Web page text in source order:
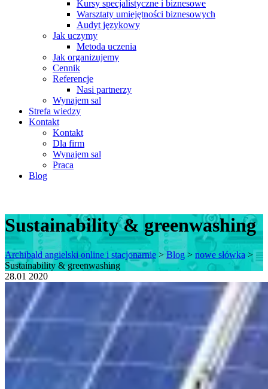
Kursy specjalistyczne i biznesowe
Warsztaty umiejętności biznesowych
Audyt językowy
Jak uczymy
Metoda uczenia
Jak organizujemy
Cennik
Referencje
Nasi partnerzy
Wynajem sal
Strefa wiedzy
Kontakt
Kontakt
Dla firm
Wynajem sal
Praca
Blog
Sustainability & greenwashing
Archibald angielski online i stacjonarnie >Blog> nowe słówka >
Sustainability & greenwashing
28.01 2020